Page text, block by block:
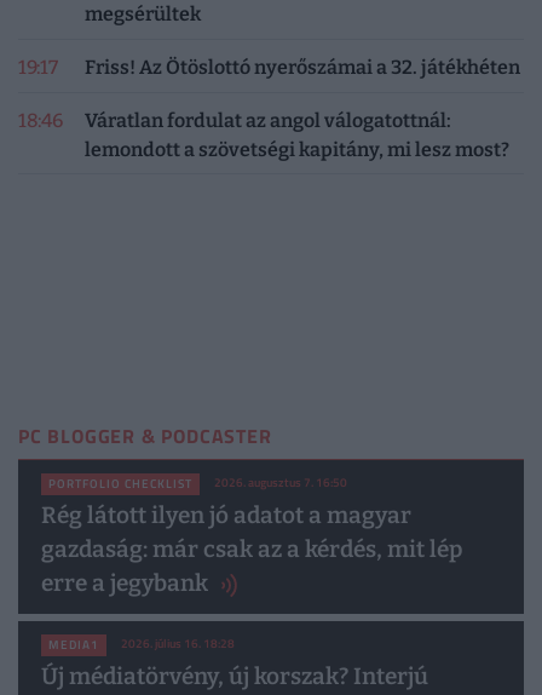
megsérültek
19:17 Friss! Az Ötöslottó nyerőszámai a 32. játékhéten
18:46
Váratlan fordulat az angol válogatottnál:
lemondott a szövetségi kapitány, mi lesz most?
PC BLOGGER & PODCASTER
PORTFOLIO CHECKLIST 2026. augusztus 7. 16:50
Rég látott ilyen jó adatot a magyar
gazdaság: már csak az a kérdés, mit lép
erre a jegybank
MEDIA1 2026. július 16. 18:28
Új médiatörvény, új korszak? Interjú